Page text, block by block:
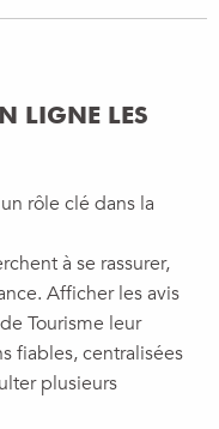
LIGNE LES
rôle clé dans la
à se rassurer,
Afficher les avis
Tourisme leur
fiables, centralisées
plusieurs